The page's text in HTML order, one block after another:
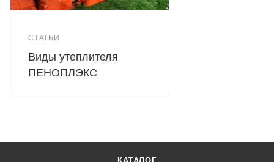
СТАТЬИ
Виды утеплителя
ПЕНОПЛЭКС